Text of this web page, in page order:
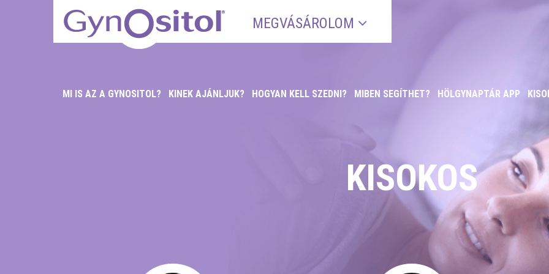
MEGVÁSÁROLOM
MI IS AZ A GYNOSITOL? KINEK AJÁNLJUK? HOGYAN KELL SZEDNI? MIBEN SEGÍTHET? HÖLGYNAPTÁR APP
KISOKOS